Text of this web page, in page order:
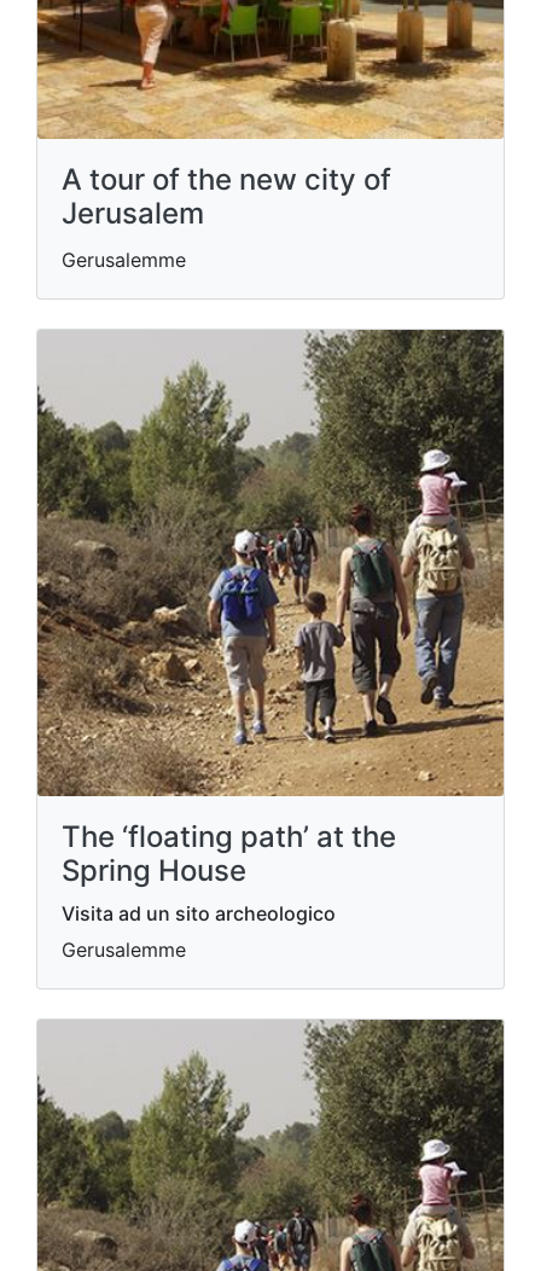
A tour of the new city of
Jerusalem
Gerusalemme
The ‘floating path’ at the
Spring House
Visita ad un sito archeologico
Gerusalemme